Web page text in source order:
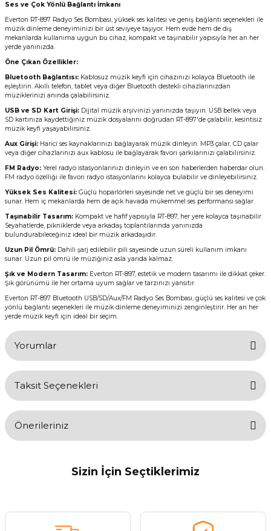
Ses ve Çok Yönlü Bağlantı İmkanı
Everton RT-897 Radyo Ses Bombası, yüksek ses kalitesi ve geniş bağlantı seçenekleri ile
müzik dinleme deneyiminizi bir üst seviyeye taşıyor. Hem evde hem de dış
mekanlarda kullanıma uygun bu cihaz, kompakt ve taşınabilir yapısıyla her an her
yerde yanınızda.
Öne Çıkan Özellikler:
Bluetooth Bağlantısı: Kablosuz müzik keyfi için cihazınızı kolayca Bluetooth ile
eşleştirin. Akıllı telefon, tablet veya diğer Bluetooth destekli cihazlarınızdan
müziklerinizi anında çalabilirsiniz.
USB ve SD Kart Girişi: Dijital müzik arşivinizi yanınızda taşıyın. USB bellek veya
SD kartınıza kaydettiğiniz müzik dosyalarını doğrudan RT-897'de çalabilir, kesintisiz
müzik keyfi yaşayabilirsiniz.
Aux Girişi: Harici ses kaynaklarınızı bağlayarak müzik dinleyin. MP3 çalar, CD çalar
veya diğer cihazlarınızı aux kablosu ile bağlayarak favori şarkılarınızı çalabilirsiniz.
FM Radyo: Yerel radyo istasyonlarınızı dinleyin ve en son haberlerden haberdar olun.
FM radyo özelliği ile favori radyo istasyonlarını kolayca bulabilir ve dinleyebilirsiniz.
Yüksek Ses Kalitesi: Güçlü hoparlörleri sayesinde net ve güçlü bir ses deneyimi
sunar. Hem iç mekanlarda hem de açık havada mükemmel ses performansı sağlar.
Taşınabilir Tasarım: Kompakt ve hafif yapısıyla RT-897, her yere kolayca taşınabilir.
Seyahatlerde, pikniklerde veya arkadaş toplantılarında yanınızda
bulundurabileceğiniz ideal bir müzik arkadaşıdır.
Uzun Pil Ömrü: Dahili şarj edilebilir pili sayesinde uzun süreli kullanım imkanı
sunar. Uzun pil ömrü ile müziğiniz asla yarıda kalmaz.
Şık ve Modern Tasarım: Everton RT-897, estetik ve modern tasarımı ile dikkat çeker.
Şık görünümü ile her ortama uyum sağlar ve tarzınızı yansıtır.
Everton RT-897 Bluetooth USB/SD/Aux/FM Radyo Ses Bombası, güçlü ses kalitesi ve çok
yönlü bağlantı seçenekleri ile müzik dinleme deneyiminizi zenginleştirir. Her an her
yerde müzik keyfi için ideal bir seçim.
Yorumlar
Taksit Seçenekleri
Önerileriniz
konularda yetersiz gördüğünüz noktaları öneri formunu kullanarak
tarafımıza iletebilirsiniz.
Ürün resmi kalitesiz, bozuk veya görüntülenemiyor.
Sizin İçin Seçtiklerimiz
Everton RT-808 Bluetooth Usb/Sd/Aux/Fm Radyo Ses Bombası